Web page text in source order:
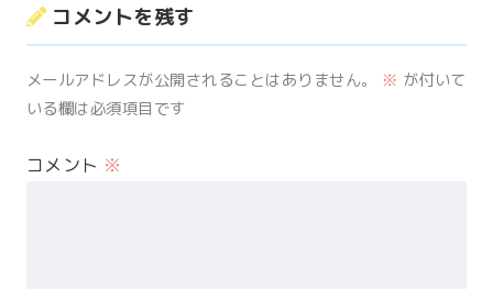
コメントを残す
メールアドレスが公開されることはありません。 ※ が付いて
いる欄は必須項目です
コメント ※